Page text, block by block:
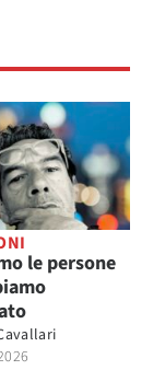
le persone